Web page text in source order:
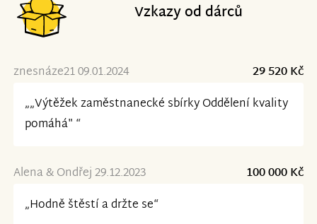
Vzkazy od dárců
znesnáze21 09.01.2024
29 520 Kč
„„Výtěžek zaměstnanecké sbírky Oddělení kvality
pomáhá" “
Alena & Ondřej 29.12.2023
100 000 Kč
„Hodně štěstí a držte se“